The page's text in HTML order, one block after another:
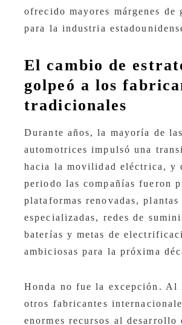
ofrecido mayores márgenes de
para la industria
El cambio de
golpeó a los
tradicionales
Durante años, la mayoría de
automotrices impulsó una
hacia la movilidad eléctrica, y
periodo las compañías fueron
plataformas renovadas, plantas
especializadas, redes de
baterías y metas de
ambiciosas para la próxima
Honda no fue la excepción. Al
otros fabricantes
enormes recursos al desarrollo